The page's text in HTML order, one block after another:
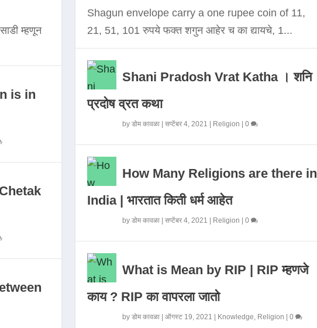
म्हणून
is in
Shagun envelope carry a one rupee coin of 11,
21, 51, 101 रुपये फक्त शगुन आहेर च का द्यायचे, 1...
Shani Pradosh Vrat Katha । शनि
प्रदोष व्रत कथा
by डोम कावळा| सप्टेंबर 4, 2021 Religion 0
How Many Religions are there in
India | भारतात किती धर्म आहेत
by डोम कावळा| सप्टेंबर 4, 2021 Religion 0
What is Mean by RIP | RIP म्हणजे
काय ? RIP का वापरला जातो
by डोम कावळा| ऑगस्ट 19, 2021 Knowledge, Religion 0